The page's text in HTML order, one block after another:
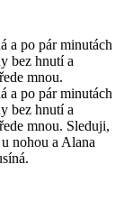
a po pár minutách
bez hnutí a
mnou.
a po pár minutách
bez hnutí a
mnou. Sleduji,
nohou a Alana